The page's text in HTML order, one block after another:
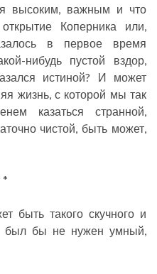
высоким, важным и что
Коперника или,
в первое время
нибудь пустой вздор,
истиной? И может
жизнь, с которой мы так
казаться странной,
чистой, быть может,
*
быть такого скучного и
был бы не нужен умный,